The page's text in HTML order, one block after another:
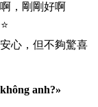
，剛剛好啊
心，但不夠驚喜
anh?»